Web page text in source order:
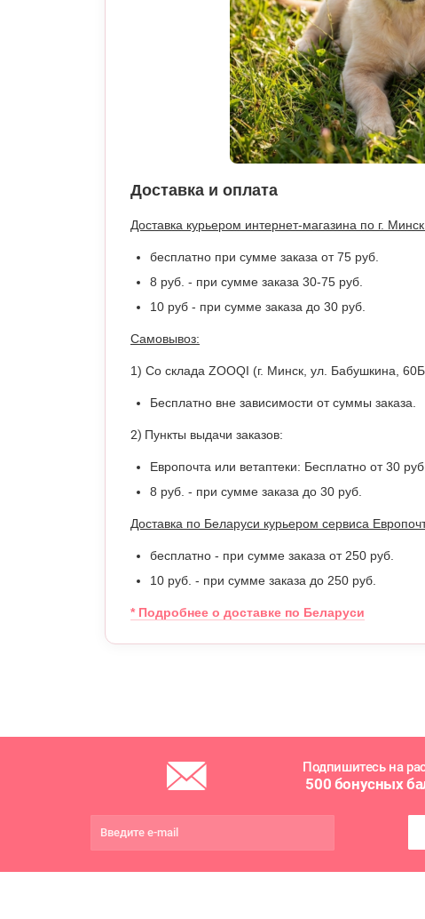
Доставка и оплата
Доставка курьером интернет-магазина по г.
бесплатно при сумме заказа от 75 руб.
8 руб. - при сумме заказа 30-75 руб.
10 руб - при сумме заказа до 30 руб.
Самовывоз:
1) Со склада ZOOQI (г. Минск, ул. Бабушкина,
Бесплатно вне зависимости от суммы заказа.
2) Пункты выдачи заказов:
Европочта или ветаптеки: Бесплатно от 30 руб.
8 руб. - при сумме заказа до 30 руб.
Доставка по Беларуси курьером сервиса
бесплатно - при сумме заказа от 250 руб.
10 руб. - при сумме заказа до 250 руб.
* Подробнее о доставке по Беларуси
Подпишитесь на
500 бонусных